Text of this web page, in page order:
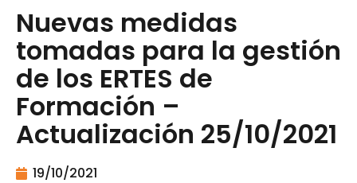
Nuevas medidas
tomadas para la gestión
de los ERTES de
Formación –
Actualización 25/10/2021
19/10/2021